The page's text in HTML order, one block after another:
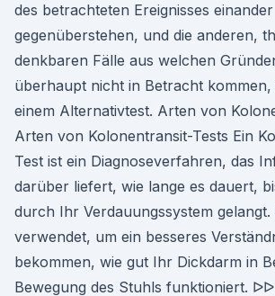
des betrachteten Ereignisses einander
gegenüberstehen, und die anderen,
denkbaren Fälle aus welchen
überhaupt nicht in Betracht
einem Alternativtest. Arten von
Arten von Kolonentransit-Tests Ein
Test ist ein Diagnoseverfahren, das
darüber liefert, wie lange es dauert,
durch Ihr Verdauungssystem gelangt.
verwendet, um ein besseres
bekommen, wie gut Ihr Dickdarm in
Bewegung des Stuhls funktioniert.